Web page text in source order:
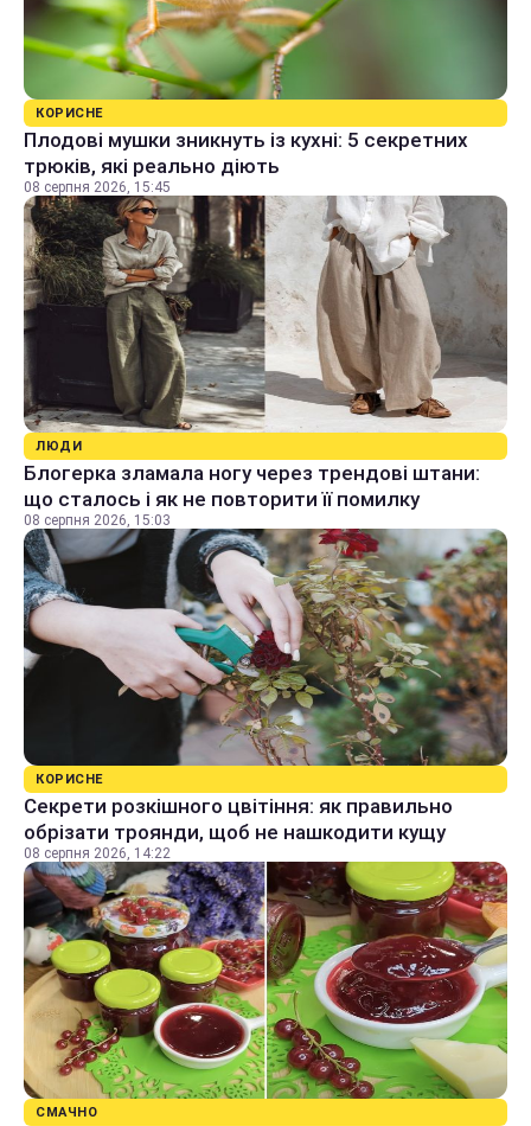
КОРИСНЕ
Плодові мушки зникнуть із кухні: 5 секретних
трюків, які реально діють
08 серпня 2026, 15:45
ЛЮДИ
Блогерка зламала ногу через трендові штани:
що сталось і як не повторити її помилку
08 серпня 2026, 15:03
КОРИСНЕ
Секрети розкішного цвітіння: як правильно
обрізати троянди, щоб не нашкодити кущу
08 серпня 2026, 14:22
СМАЧНО